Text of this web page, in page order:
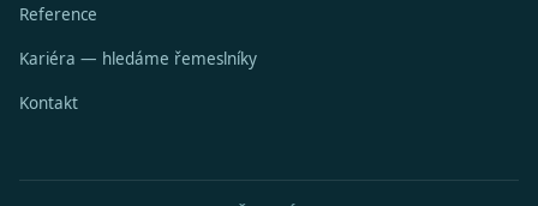
Reference
Kariéra — hledáme řemeslníky
Kontakt